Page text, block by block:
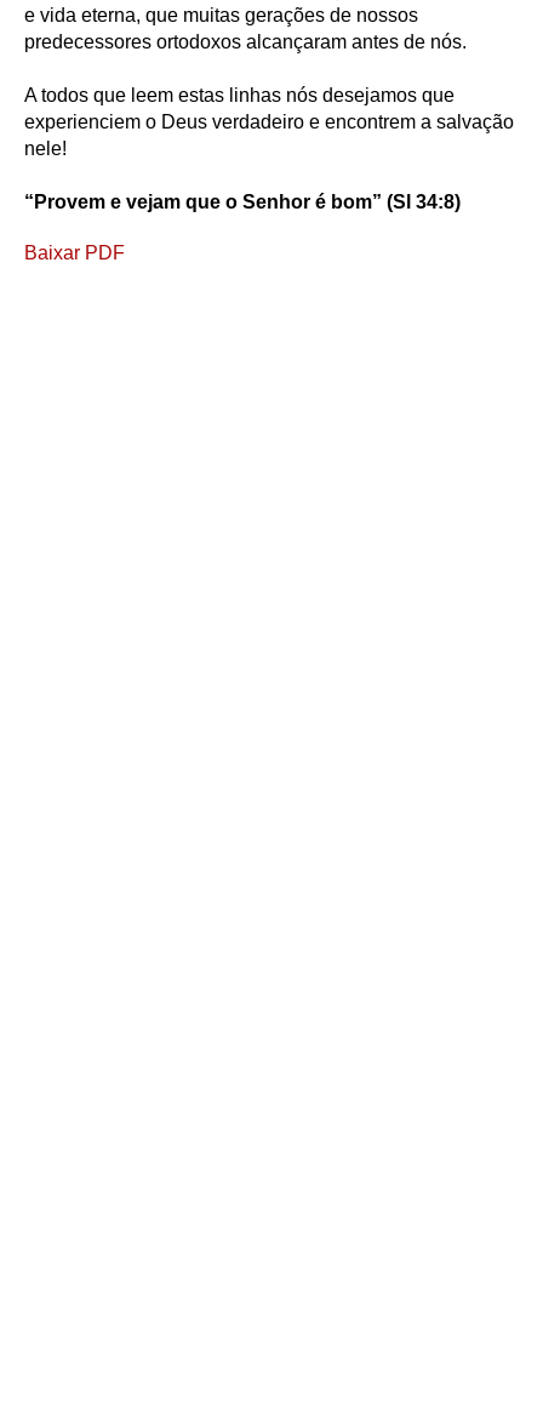
e vida eterna, que muitas gerações de nossos
predecessores ortodoxos alcançaram antes de nós.
A todos que leem estas linhas nós desejamos que
experienciem o Deus verdadeiro e encontrem a salvação
nele!
“Provem e vejam que o Senhor é bom” (Sl 34:8)
Baixar PDF